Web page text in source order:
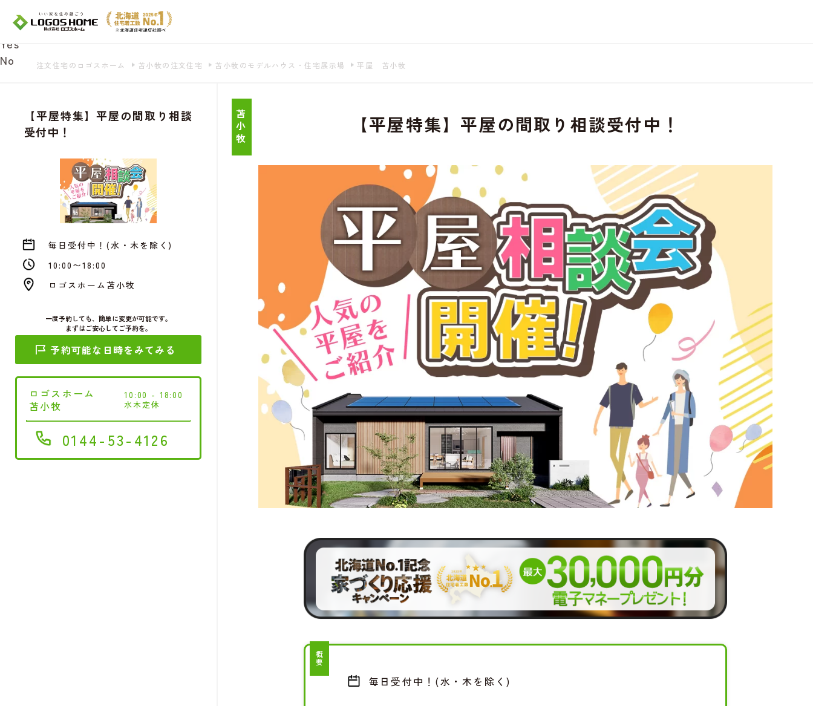
注文住宅のロゴスホーム 苫小牧の注文住宅 苫小牧のモデルハウス・住宅展示場 平屋 苫小牧
【平屋特集】平屋の間取り相談受付中！
概要
毎日受付中！(水・木を除く)
苫小牧
【平屋特集】平屋の間取り相談
受付中！
毎日受付中！(水・木を除く)
10:00〜18:00
ロゴスホーム苫小牧
一度予約しても、簡単に変更が可能です。
まずはご安心してご予約を。
予約可能な日時をみてみる
ロゴスホーム
苫小牧
10:00 - 18:00
水木定休
0144-53-4126
Cookie を使用して、お客様の活動を追跡してもよろしいですか? 当社ではお客様のプライバシーを極めて重視しています。詳細について、およびご質問
Yes
No